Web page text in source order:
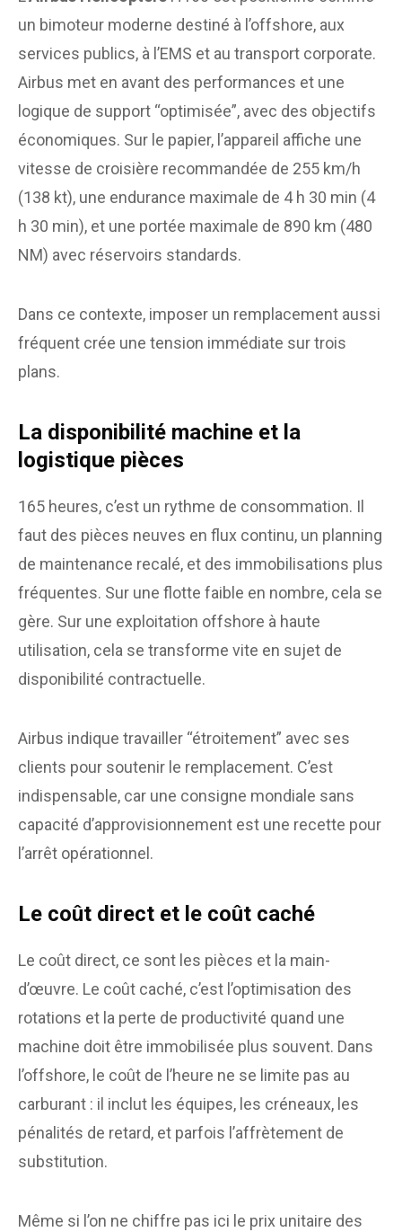
un bimoteur moderne destiné à l’offshore, aux
services publics, à l’EMS et au transport corporate.
Airbus met en avant des performances et une
logique de support “optimisée”, avec des objectifs
économiques. Sur le papier, l’appareil affiche une
vitesse de croisière recommandée de 255 km/h
(138 kt), une endurance maximale de 4 h 30 min (4
h 30 min), et une portée maximale de 890 km (480
NM) avec réservoirs standards.
Dans ce contexte, imposer un remplacement aussi
fréquent crée une tension immédiate sur trois
plans.
La disponibilité machine et la
logistique pièces
165 heures, c’est un rythme de consommation. Il
faut des pièces neuves en flux continu, un planning
de maintenance recalé, et des immobilisations plus
fréquentes. Sur une flotte faible en nombre, cela se
gère. Sur une exploitation offshore à haute
utilisation, cela se transforme vite en sujet de
disponibilité contractuelle.
Airbus indique travailler “étroitement” avec ses
clients pour soutenir le remplacement. C’est
indispensable, car une consigne mondiale sans
capacité d’approvisionnement est une recette pour
l’arrêt opérationnel.
Le coût direct et le coût caché
Le coût direct, ce sont les pièces et la main-
d’œuvre. Le coût caché, c’est l’optimisation des
rotations et la perte de productivité quand une
machine doit être immobilisée plus souvent. Dans
l’offshore, le coût de l’heure ne se limite pas au
carburant : il inclut les équipes, les créneaux, les
pénalités de retard, et parfois l’affrètement de
substitution.
Même si l’on ne chiffre pas ici le prix unitaire des